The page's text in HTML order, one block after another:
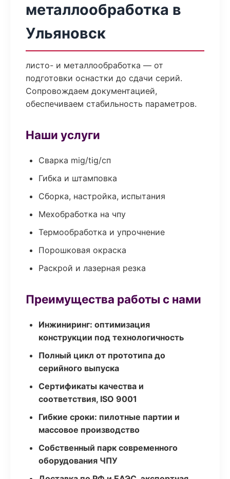
металлообработка в
Ульяновск
листо- и металлообработка — от
подготовки оснастки до сдачи серий.
Сопровождаем документацией,
обеспечиваем стабильность параметров.
Наши услуги
Сварка mig/tig/сп
Гибка и штамповка
Сборка, настройка, испытания
Мехобработка на чпу
Термообработка и упрочнение
Порошковая окраска
Раскрой и лазерная резка
Преимущества работы с нами
Инжиниринг: оптимизация
конструкции под технологичность
Полный цикл от прототипа до
серийного выпуска
Сертификаты качества и
соответствия, ISO 9001
Гибкие сроки: пилотные партии и
массовое производство
Собственный парк современного
оборудования ЧПУ